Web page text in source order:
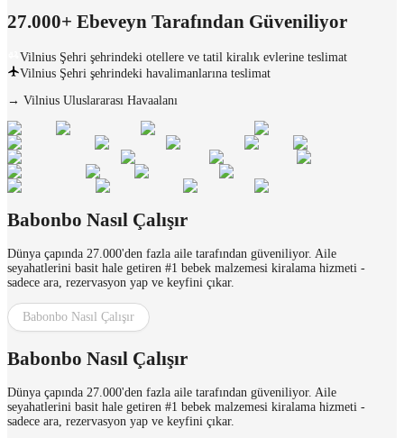
27.000+ Ebeveyn Tarafından Güveniliyor
Vilnius Şehri şehrindeki otellere ve tatil kiralık evlerine teslimat
Vilnius Şehri şehrindeki havalimanlarına teslimat
→ Vilnius Uluslararası Havaalanı
Babonbo Nasıl Çalışır
Dünya çapında 27.000'den fazla aile tarafından güveniliyor. Aile
seyahatlerini basit hale getiren #1 bebek malzemesi kiralama hizmeti -
sadece ara, rezervasyon yap ve keyfini çıkar.
Babonbo Nasıl Çalışır
Babonbo Nasıl Çalışır
Dünya çapında 27.000'den fazla aile tarafından güveniliyor. Aile
seyahatlerini basit hale getiren #1 bebek malzemesi kiralama hizmeti -
sadece ara, rezervasyon yap ve keyfini çıkar.